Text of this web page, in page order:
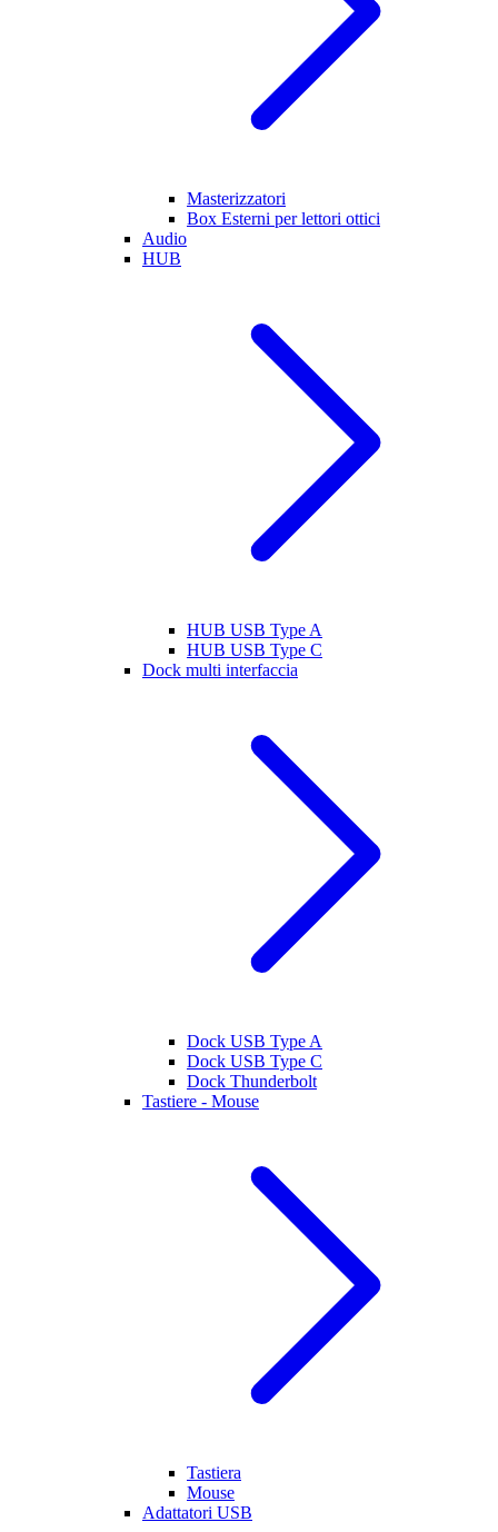
Masterizzatori
Box Esterni per lettori ottici
Audio
HUB
HUB USB Type A
HUB USB Type C
Dock multi interfaccia
Dock USB Type A
Dock USB Type C
Dock Thunderbolt
Tastiere - Mouse
Tastiera
Mouse
Adattatori USB